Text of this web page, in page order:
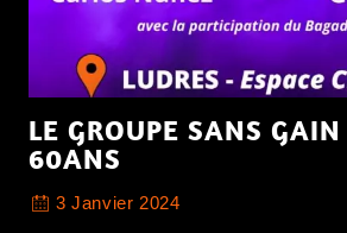
LE GROUPE SANS GAIN
60ANS
3 Janvier 2024